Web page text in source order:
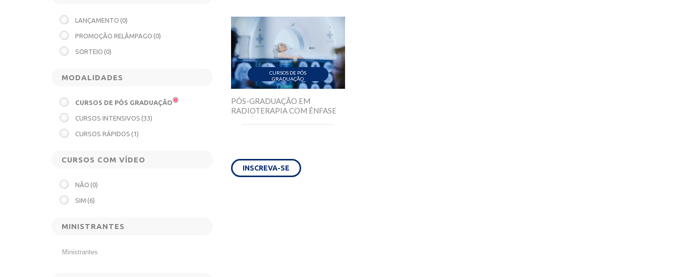
LANÇAMENTO (0)
PROMOÇÃO RELÂMPAGO (0)
SORTEIO (0)
MODALIDADES
CURSOS DE PÓS GRADUAÇÃO
CURSOS INTENSIVOS (33)
CURSOS RÁPIDOS (1)
CURSOS COM VÍDEO
NÃO (0)
SIM (6)
MINISTRANTES
CURSOS DE PÓS
GRADUAÇÃO
PÓS-GRADUAÇÃO EM
RADIOTERAPIA COM ÊNFASE
INSCREVA-SE